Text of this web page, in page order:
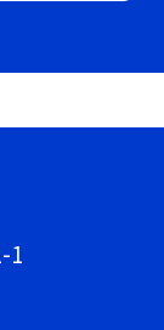
1